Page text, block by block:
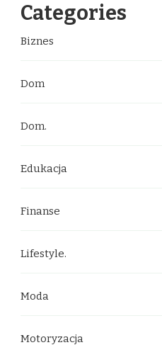
Categories
Biznes
Dom
Dom.
Edukacja
Finanse
Lifestyle.
Moda
Motoryzacja